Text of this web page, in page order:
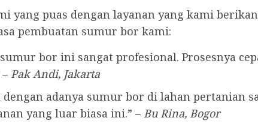
yang puas dengan layanan yang kami
pembuatan sumur bor kami:
bor ini sangat profesional. Prosesnya
Pak Andi, Jakarta
dengan adanya sumur bor di lahan pertanian
yang luar biasa ini.” – Bu Rina, Bogor